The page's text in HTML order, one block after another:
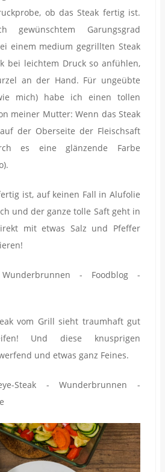
ob das Steak fertig ist.
Garungsgrad
einem medium gegrillten Steak
bei leichtem Druck so anfühlen,
an der Hand. Für ungeübte
mich) habe ich einen tollen
meiner Mutter: Wenn das Steak
der Oberseite der Fleischsaft
es eine glänzende Farbe
ist, auf keinen Fall in Alufolie
und der ganze tolle Saft geht in
mit etwas Salz und Pfeffer
vom Grill sieht traumhaft gut
Und diese knusprigen
und etwas ganz Feines.